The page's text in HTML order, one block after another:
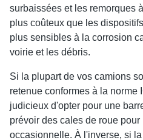
surbaissées et les remorques
plus coûteux que les
plus sensibles à la corrosion
voirie et les débris.
Si la plupart de vos camions
retenue conformes à la norme
judicieux d'opter pour une
prévoir des cales de roue
occasionnelle. À l'inverse, si